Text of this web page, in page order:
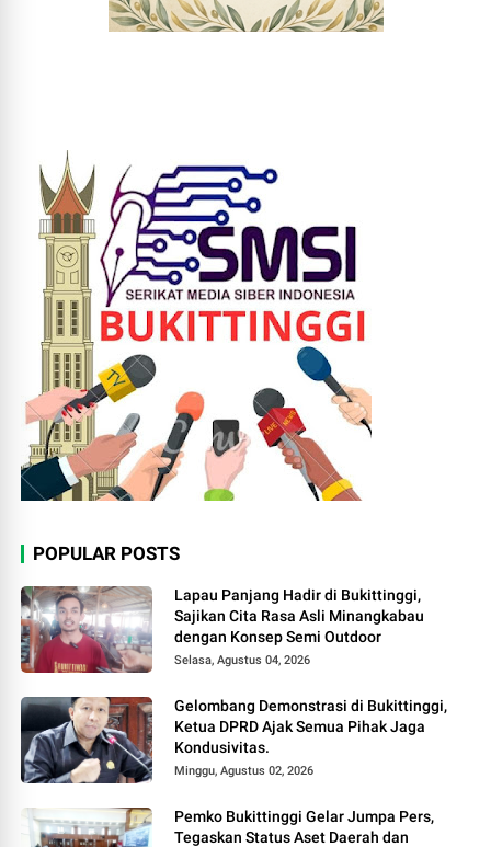
POPULAR POSTS
Lapau Panjang Hadir di Bukittinggi,
Sajikan Cita Rasa Asli Minangkabau
dengan Konsep Semi Outdoor
Selasa, Agustus 04, 2026
Gelombang Demonstrasi di Bukittinggi,
Ketua DPRD Ajak Semua Pihak Jaga
Kondusivitas.
Minggu, Agustus 02, 2026
Pemko Bukittinggi Gelar Jumpa Pers,
Tegaskan Status Aset Daerah dan